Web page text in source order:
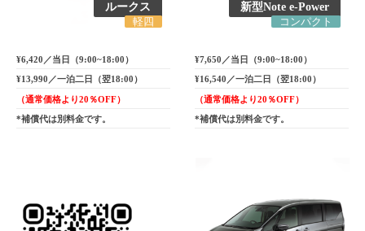
ルークス
軽四
¥6,420／当日（9:00~18:00）
¥13,990／一泊二日（翌18:00）
（通常価格より20％OFF）
*補償代は別料金です。
新型Note e-Power
コンパクト
¥7,650／当日（9:00~18:00）
¥16,540／一泊二日（翌18:00）
（通常価格より20％OFF）
*補償代は別料金です。